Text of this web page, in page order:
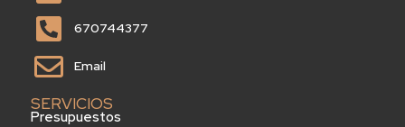
670744377
Email
SERVICIOS
Presupuestos